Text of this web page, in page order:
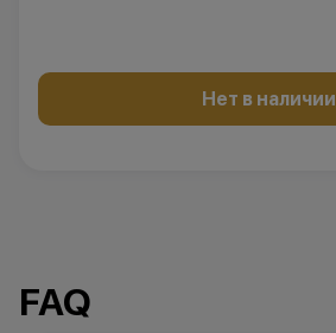
Нет в наличии
FAQ